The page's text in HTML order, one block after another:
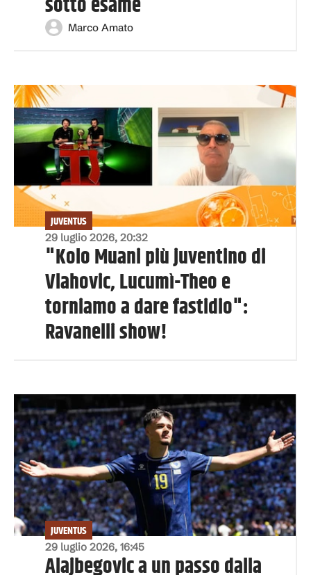
Marco Amato
29 luglio 2026, 20:32
JUVENTUS
"Kolo Muani più juventino di
Vlahovic, Lucumì-Theo e
torniamo a dare fastidio":
Ravanelli show!
29 luglio 2026, 16:45
JUVENTUS
Alajbegovic a un passo dalla